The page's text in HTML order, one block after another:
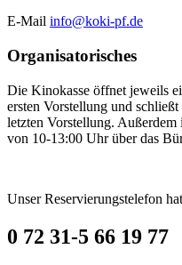
E-Mail info@koki-pf.de
Organisatorisches
Die Kinokasse öffnet jeweils
ersten Vorstellung und
letzten Vorstellung. Außerdem
von 10-13:00 Uhr über das
Unser Reservierungstelefon
0 72 31-5 66 19 77